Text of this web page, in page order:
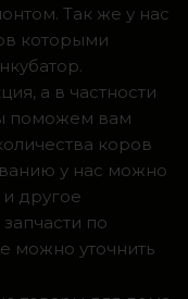
Так же у нас
которыми
а в частности
поможем вам
коров
у нас можно
другое
по
можно уточнить